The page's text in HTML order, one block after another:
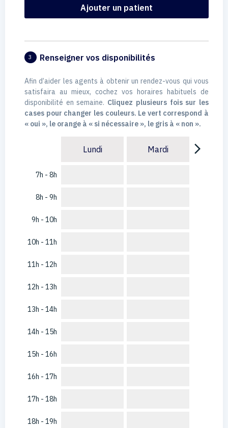
Ajouter un patient
3 Renseigner vos disponibilités
Afin d’aider les agents à obtenir un rendez-vous qui vous
satisfaira au mieux, cochez vos horaires habituels de
disponibilité en semaine. Cliquez plusieurs fois sur les
cases pour changer les couleurs. Le vert correspond à
« oui », le orange à « si nécessaire », le gris à « non ».
7h - 8h
8h - 9h
9h - 10h
10h - 11h
11h - 12h
12h - 13h
13h - 14h
14h - 15h
15h - 16h
16h - 17h
17h - 18h
18h - 19h
Lundi Mardi arrow_forward_ios